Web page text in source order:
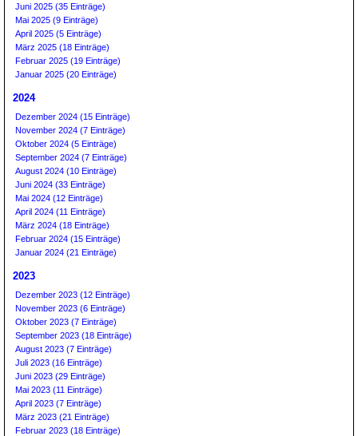
Juni 2025 (35 Einträge)
Mai 2025 (9 Einträge)
April 2025 (5 Einträge)
März 2025 (18 Einträge)
Februar 2025 (19 Einträge)
Januar 2025 (20 Einträge)
2024
Dezember 2024 (15 Einträge)
November 2024 (7 Einträge)
Oktober 2024 (5 Einträge)
September 2024 (7 Einträge)
August 2024 (10 Einträge)
Juni 2024 (33 Einträge)
Mai 2024 (12 Einträge)
April 2024 (11 Einträge)
März 2024 (18 Einträge)
Februar 2024 (15 Einträge)
Januar 2024 (21 Einträge)
2023
Dezember 2023 (12 Einträge)
November 2023 (6 Einträge)
Oktober 2023 (7 Einträge)
September 2023 (18 Einträge)
August 2023 (7 Einträge)
Juli 2023 (16 Einträge)
Juni 2023 (29 Einträge)
Mai 2023 (11 Einträge)
April 2023 (7 Einträge)
März 2023 (21 Einträge)
Februar 2023 (18 Einträge)